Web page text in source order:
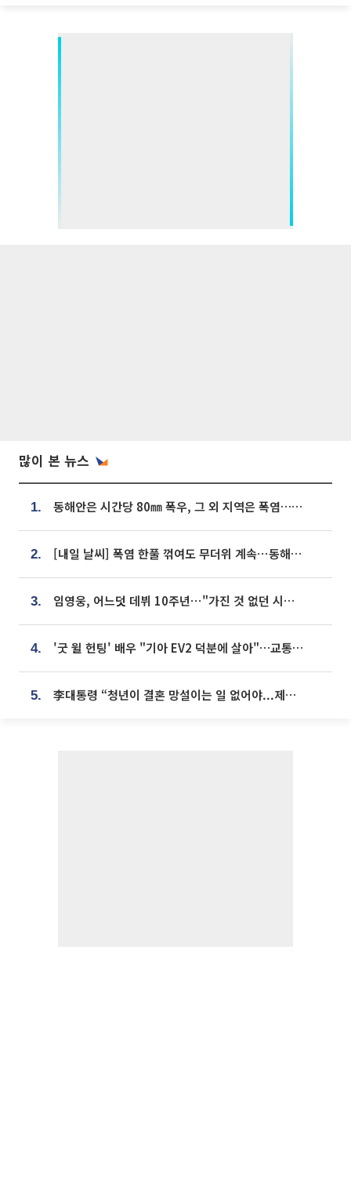
많이 본 뉴스
1. 동해안은 시간당 80㎜ 폭우, 그 외 지역은 폭염…‘극과 극 날씨’
2. [내일 날씨] 폭염 한풀 꺾여도 무더위 계속⋯동해안 이틀 연속 비
3. 임영웅, 어느덧 데뷔 10주년⋯"가진 것 없던 시절, 내 앞엔 20명의 팬뿐"
4. '굿 윌 헌팅' 배우 "기아 EV2 덕분에 살아"…교통사고 후 안전성 극찬
5. 李대통령 “청년이 결혼 망설이는 일 없어야...제도상 불이익 조사”